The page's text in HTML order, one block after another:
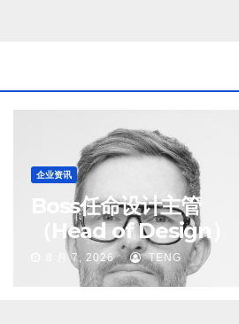
企业资讯
Boss任命设计主管
（Head of Design）
8 月 7, 2026 TENG